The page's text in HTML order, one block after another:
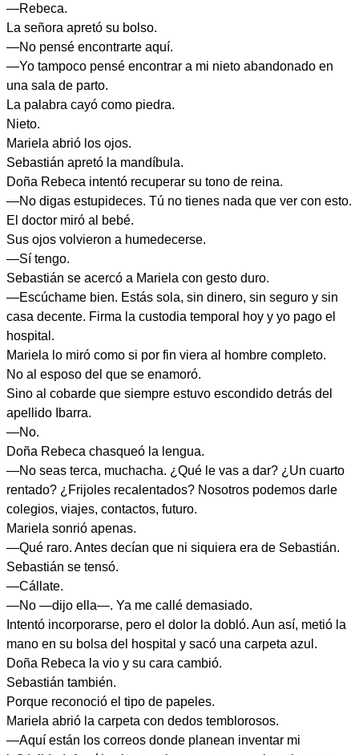
—Rebeca.
La señora apretó su bolso.
—No pensé encontrarte aquí.
—Yo tampoco pensé encontrar a mi nieto abandonado en
una sala de parto.
La palabra cayó como piedra.
Nieto.
Mariela abrió los ojos.
Sebastián apretó la mandíbula.
Doña Rebeca intentó recuperar su tono de reina.
—No digas estupideces. Tú no tienes nada que ver con esto.
El doctor miró al bebé.
Sus ojos volvieron a humedecerse.
—Sí tengo.
Sebastián se acercó a Mariela con gesto duro.
—Escúchame bien. Estás sola, sin dinero, sin seguro y sin
casa decente. Firma la custodia temporal hoy y yo pago el
hospital.
Mariela lo miró como si por fin viera al hombre completo.
No al esposo del que se enamoró.
Sino al cobarde que siempre estuvo escondido detrás del
apellido Ibarra.
—No.
Doña Rebeca chasqueó la lengua.
—No seas terca, muchacha. ¿Qué le vas a dar? ¿Un cuarto
rentado? ¿Frijoles recalentados? Nosotros podemos darle
colegios, viajes, contactos, futuro.
Mariela sonrió apenas.
—Qué raro. Antes decían que ni siquiera era de Sebastián.
Sebastián se tensó.
—Cállate.
—No —dijo ella—. Ya me callé demasiado.
Intentó incorporarse, pero el dolor la dobló. Aun así, metió la
mano en su bolsa del hospital y sacó una carpeta azul.
Doña Rebeca la vio y su cara cambió.
Sebastián también.
Porque reconoció el tipo de papeles.
Mariela abrió la carpeta con dedos temblorosos.
—Aquí están los correos donde planean inventar mi